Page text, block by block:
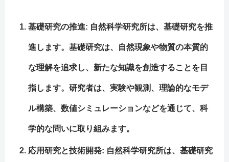
基礎研究の推進: 自然科学研究所は、基礎研究を推
進します。基礎研究は、自然現象や物質の本質的
な理解を追求し、新たな知識を創造することを目
指します。研究者は、実験や観測、理論的なモデ
ル構築、数値シミュレーションなどを通じて、科
学的な問いに取り組みます。
応用研究と技術開発: 自然科学研究所は、基礎研究